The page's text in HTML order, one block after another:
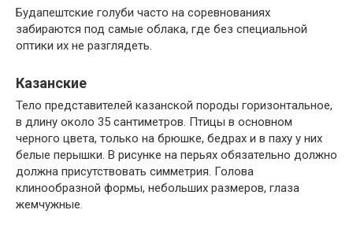
Будапештские голуби часто на соревнованиях
забираются под самые облака, где без специальной
оптики их не разглядеть.
Казанские
Тело представителей казанской породы горизонтальное,
в длину около 35 сантиметров. Птицы в основном
черного цвета, только на брюшке, бедрах и в паху у них
белые перышки. В рисунке на перьях обязательно должно
должна присутствовать симметрия. Голова
клинообразной формы, небольших размеров, глаза
жемчужные.